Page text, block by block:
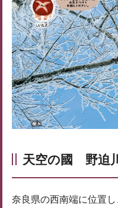
天空の國 野迫
奈良県の西南端に位置し